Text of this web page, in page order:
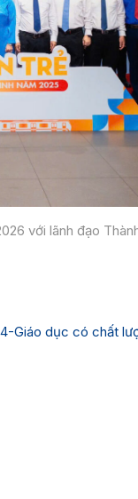
với lãnh đạo
Giáo dục có chất